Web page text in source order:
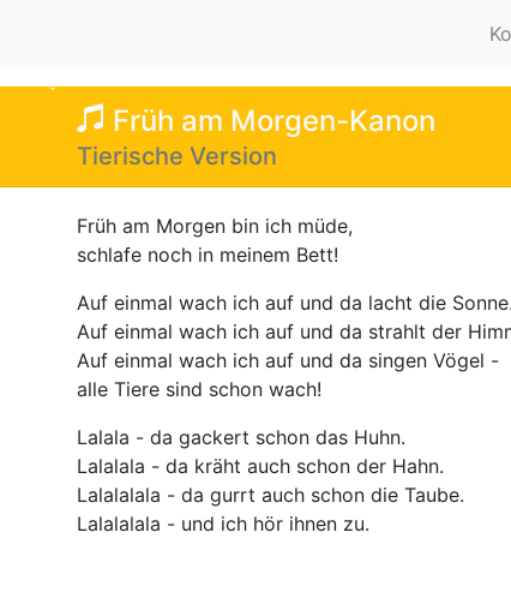
Früh am Morgen-Kanon
Tierische Version
Früh am Morgen bin ich müde,
schlafe noch in meinem Bett!
Auf einmal wach ich auf und da lacht die Sonne.
Auf einmal wach ich auf und da strahlt der
Auf einmal wach ich auf und da singen Vögel -
alle Tiere sind schon wach!
Lalala - da gackert schon das Huhn.
Lalalala - da kräht auch schon der Hahn.
Lalalalala - da gurrt auch schon die Taube.
Lalalalala - und ich hör ihnen zu.